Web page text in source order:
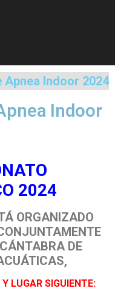
Indoor 2024
Indoor
2024
ORGANIZADO
DE
LUGAR SIGUIENTE: